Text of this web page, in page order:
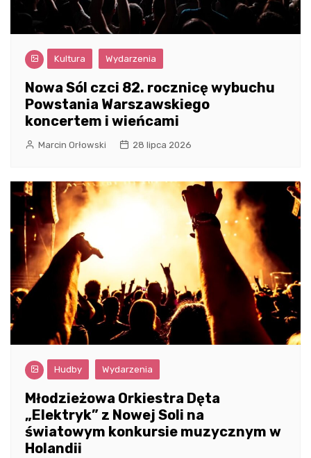
Kultura Wydarzenia
Nowa Sól czci 82. rocznicę wybuchu
Powstania Warszawskiego
koncertem i wieńcami
Marcin Orłowski 28 lipca 2026
Hudby Wydarzenia
Młodzieżowa Orkiestra Dęta
„Elektryk” z Nowej Soli na
światowym konkursie muzycznym w
Holandii